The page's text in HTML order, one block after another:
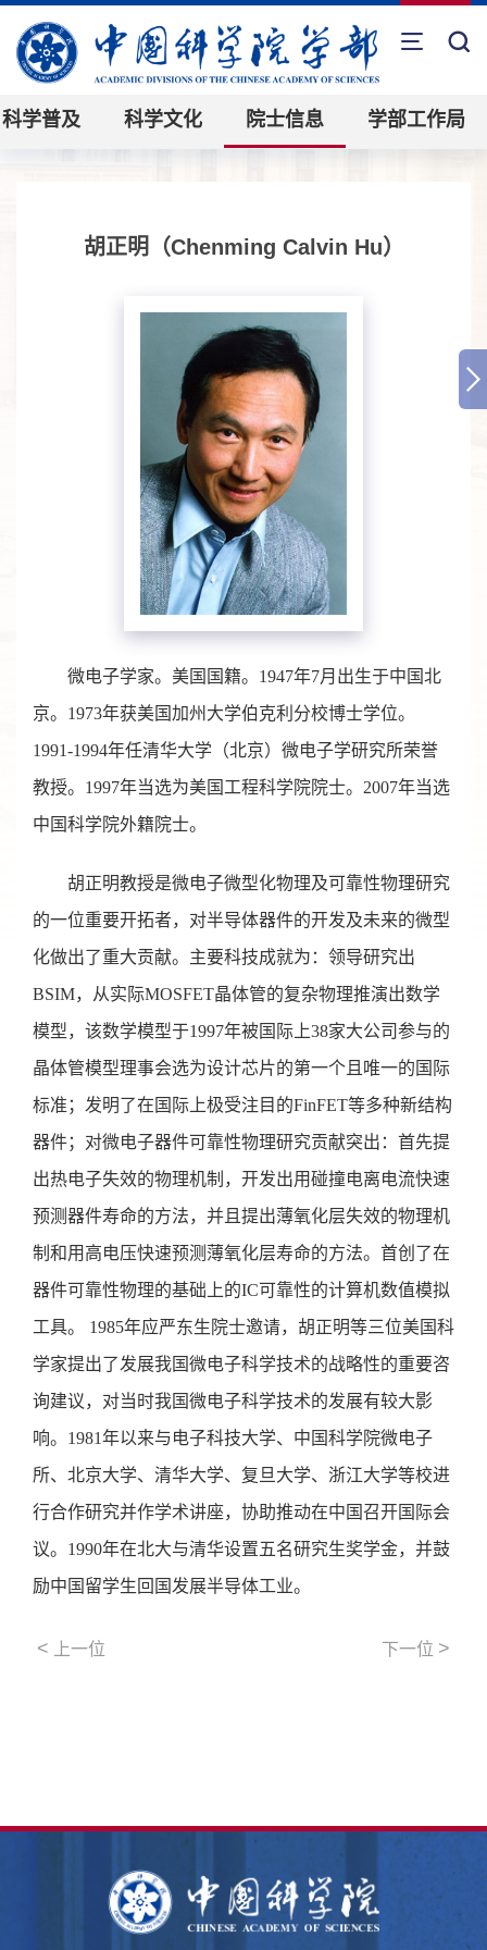
科学普及 科学文化 院士信息 学部工作局
胡正明（Chenming Calvin Hu）
微电子学家。美国国籍。1947年7月出生于中国北
京。1973年获美国加州大学伯克利分校博士学位。
1991-1994年任清华大学（北京）微电子学研究所荣誉
教授。1997年当选为美国工程科学院院士。2007年当选
中国科学院外籍院士。
胡正明教授是微电子微型化物理及可靠性物理研究
的一位重要开拓者，对半导体器件的开发及未来的微型
化做出了重大贡献。主要科技成就为：领导研究出
BSIM，从实际MOSFET晶体管的复杂物理推演出数学
模型，该数学模型于1997年被国际上38家大公司参与的
晶体管模型理事会选为设计芯片的第一个且唯一的国际
标准；发明了在国际上极受注目的FinFET等多种新结构
器件；对微电子器件可靠性物理研究贡献突出：首先提
出热电子失效的物理机制，开发出用碰撞电离电流快速
预测器件寿命的方法，并且提出薄氧化层失效的物理机
制和用高电压快速预测薄氧化层寿命的方法。首创了在
器件可靠性物理的基础上的IC可靠性的计算机数值模拟
工具。 1985年应严东生院士邀请，胡正明等三位美国科
学家提出了发展我国微电子科学技术的战略性的重要咨
询建议，对当时我国微电子科学技术的发展有较大影
响。1981年以来与电子科技大学、中国科学院微电子
所、北京大学、清华大学、复旦大学、浙江大学等校进
行合作研究并作学术讲座，协助推动在中国召开国际会
议。1990年在北大与清华设置五名研究生奖学金，并鼓
励中国留学生回国发展半导体工业。
< 上一位 下一位 >